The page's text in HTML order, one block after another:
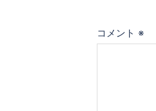
コメント ※